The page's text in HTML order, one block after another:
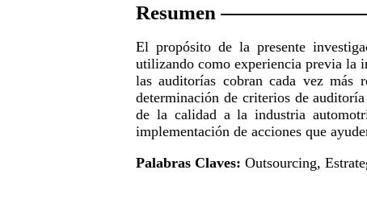
Resumen
El propósito de la presente
utilizando como experiencia previa la
las auditorías cobran cada vez más
determinación de criterios de
de la calidad a la industria
implementación de acciones que
Palabras Claves: Outsourcing,